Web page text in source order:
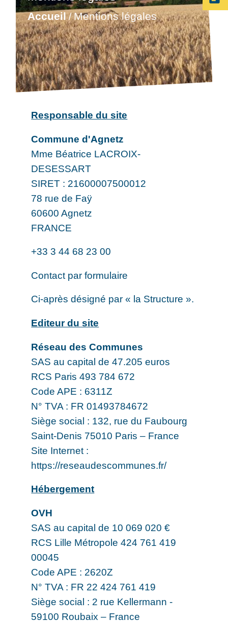
Accueil/Mentions légales
Responsable du site
Commune d'Agnetz
Mme Béatrice LACROIX-
DESESSART
SIRET : 21600007500012
78 rue de Faÿ
60600 Agnetz
FRANCE
+33 3 44 68 23 00
Contact par formulaire
Ci-après désigné par « la Structure ».
Editeur du site
Réseau des Communes
SAS au capital de 47.205 euros
RCS Paris 493 784 672
Code APE : 6311Z
N° TVA : FR 01493784672
Siège social : 132, rue du Faubourg
Saint-Denis 75010 Paris – France
Site Internet :
https://reseaudescommunes.fr/
Hébergement
OVH
SAS au capital de 10 069 020 €
RCS Lille Métropole 424 761 419
00045
Code APE : 2620Z
N° TVA : FR 22 424 761 419
Siège social : 2 rue Kellermann -
59100 Roubaix – France